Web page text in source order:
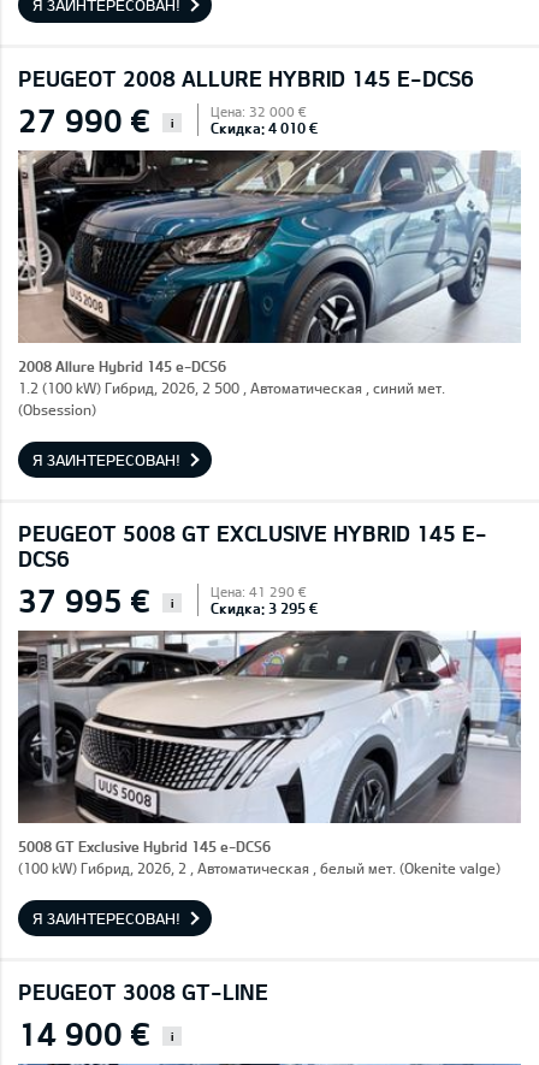
Я ЗАИНТЕРЕСОВАН!
PEUGEOT 2008 ALLURE HYBRID 145 E-DCS6
27 990 € i
Цена: 32 000 €
Скидка: 4 010 €
2008 Allure Hybrid 145 e-DCS6
1.2 (100 kW) Гибрид, 2026, 2 500 , Автоматическая , синий мет.
(Obsession)
Я ЗАИНТЕРЕСОВАН!
PEUGEOT 5008 GT EXCLUSIVE HYBRID 145 E-
DCS6
37 995 € i
Цена: 41 290 €
Скидка: 3 295 €
5008 GT Exclusive Hybrid 145 e-DCS6
(100 kW) Гибрид, 2026, 2 , Автоматическая , белый мет. (Okenite valge)
Я ЗАИНТЕРЕСОВАН!
PEUGEOT 3008 GT-LINE
14 900 € i